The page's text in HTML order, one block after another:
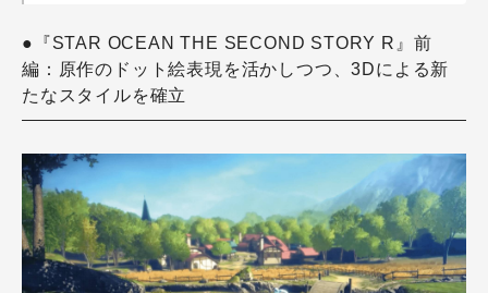
●『STAR OCEAN THE SECOND STORY R』前
編：原作のドット絵表現を活かしつつ、3Dによる新
たなスタイルを確立